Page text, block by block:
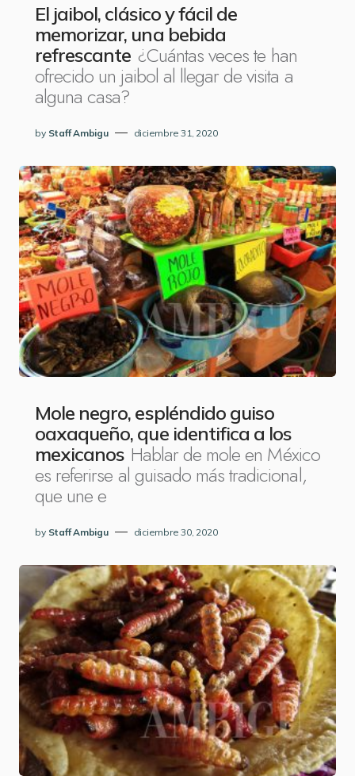
El jaibol, clásico y fácil de
memorizar, una bebida
refrescante ¿Cuántas veces te han
ofrecido un jaibol al llegar de visita a
alguna casa?
by Staff Ambigu diciembre 31, 2020
Mole negro, espléndido guiso
oaxaqueño, que identifica a los
mexicanos Hablar de mole en México
es referirse al guisado más tradicional,
que une e
by Staff Ambigu diciembre 30, 2020